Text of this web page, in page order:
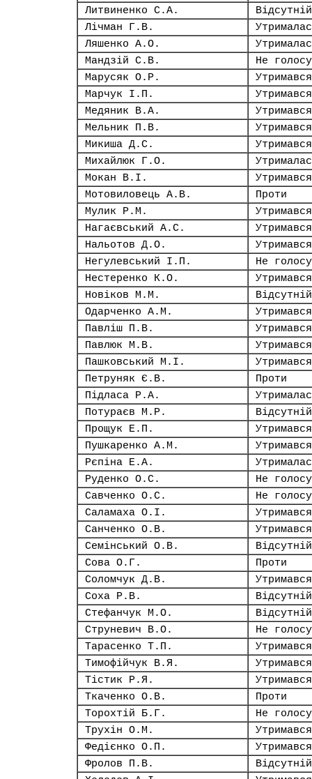
Литвиненко С.А.
Відсутній
Лічман Г.В.
Ляшенко А.О.
Мандзій С.В.
Не
Марусяк О.Р.
Утримався
Марчук І.П.
Утримався
Медяник В.А.
Утримався
Мельник П.В.
Утримався
Микиша Д.С.
Утримався
Михайлюк Г.О.
Мокан В.І.
Утримався
Мотовиловець А.В.
Проти
Мулик Р.М.
Утримався
Нагаєвський А.С.
Утримався
Нальотов Д.О.
Утримався
Негулевський І.П.
Не
Нестеренко К.О.
Утримався
Новіков М.М.
Відсутній
Одарченко А.М.
Утримався
Павліш П.В.
Утримався
Павлюк М.В.
Утримався
Пашковський М.І.
Утримався
Петруняк Є.В.
Проти
Підласа Р.А.
Потураєв М.Р.
Відсутній
Прощук Е.П.
Утримався
Пушкаренко А.М.
Утримався
Рєпіна Е.А.
Руденко О.С.
Не
Савченко О.С.
Не
Саламаха О.І.
Утримався
Санченко О.В.
Утримався
Семінський О.В.
Відсутній
Сова О.Г.
Проти
Соломчук Д.В.
Утримався
Соха Р.В.
Відсутній
Стефанчук М.О.
Відсутній
Струневич В.О.
Не
Тарасенко Т.П.
Утримався
Тимофійчук В.Я.
Утримався
Тістик Р.Я.
Утримався
Ткаченко О.В.
Проти
Торохтій Б.Г.
Не
Трухін О.М.
Утримався
Федієнко О.П.
Утримався
Фролов П.В.
Відсутній